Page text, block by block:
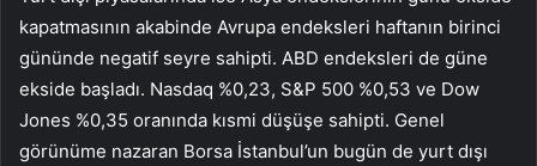
kapatmasının akabinde Avrupa endeksleri haftanın birinci
gününde negatif seyre sahipti. ABD endeksleri de güne
ekside başladı. Nasdaq %0,23, S&P 500 %0,53 ve Dow
Jones %0,35 oranında kısmi düşüşe sahipti. Genel
görünüme nazaran Borsa İstanbul’un bugün de yurt dışı